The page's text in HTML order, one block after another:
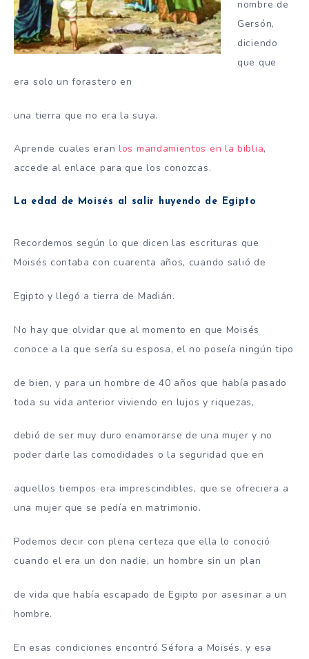
nombre de
Gersón,
diciendo
que que
era solo un forastero en
una tierra que no era la suya.
Aprende cuales eran los mandamientos en la biblia,
accede al enlace para que los conozcas.
La edad de Moisés al salir huyendo de Egipto
Recordemos según lo que dicen las escrituras que
Moisés contaba con cuarenta años, cuando salió de
Egipto y llegó a tierra de Madián.
No hay que olvidar que al momento en que Moisés
conoce a la que sería su esposa, el no poseía ningún tipo
de bien, y para un hombre de 40 años que había pasado
toda su vida anterior viviendo en lujos y riquezas,
debió de ser muy duro enamorarse de una mujer y no
poder darle las comodidades o la seguridad que en
aquellos tiempos era imprescindibles, que se ofreciera a
una mujer que se pedía en matrimonio.
Podemos decir con plena certeza que ella lo conoció
cuando el era un don nadie, un hombre sin un plan
de vida que había escapado de Egipto por asesinar a un
hombre.
En esas condiciones encontró Séfora a Moisés, y esa